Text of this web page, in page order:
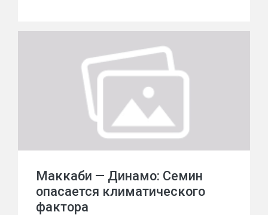
Маккаби — Динамо: Семин
опасается климатического
фактора